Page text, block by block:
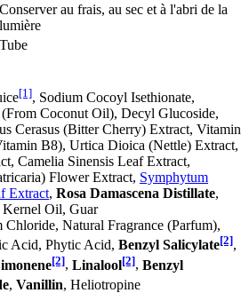
Conserver au frais, au sec et à l'abri de la
lumière
Tube
[1], Sodium Cocoyl Isethionate,
Coconut Oil), Decyl Glucoside,
Cerasus (Bitter Cherry) Extract, Vitamin
B8), Urtica Dioica (Nettle) Extract,
Camelia Sinensis Leaf Extract,
Flower Extract, Symphytum
Extract, Rosa Damascena Distillate,
Kernel Oil, Guar
Natural Fragrance (Parfum),
Acid, Phytic Acid, Benzyl Salicylate[2],
[2], Linalool[2], Benzyl
, Vanillin, Heliotropine